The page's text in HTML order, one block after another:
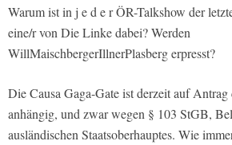
Warum ist in j e d e r ÖR-Talkshow der
eine/r von Die Linke dabei? Werden
WillMaischbergerIllnerPlasberg erpresst?
Die Causa Gaga-Gate ist derzeit auf
anhängig, und zwar wegen § 103 StGB,
ausländischen Staatsoberhauptes. Wie